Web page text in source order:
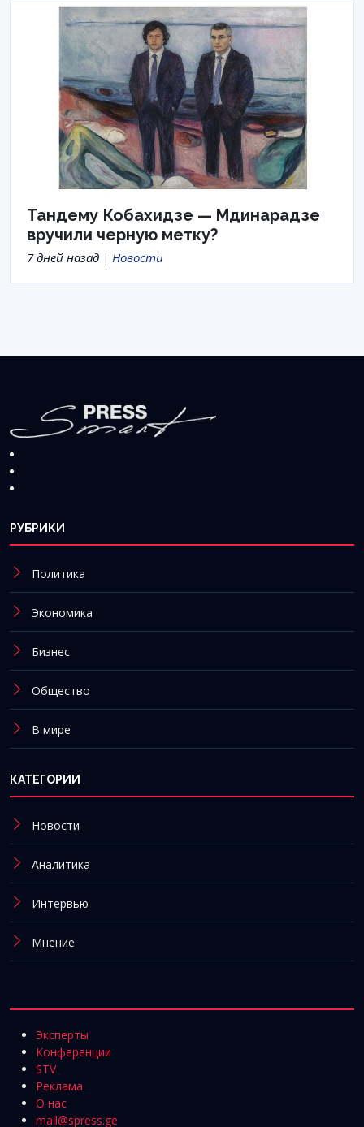
Тандему Кобахидзе — Мдинарадзе
вручили черную метку?
7 дней назад | Новости
РУБРИКИ
Политика
Экономика
Бизнес
Общество
В мире
КАТЕГОРИИ
Новости
Аналитика
Интервью
Мнение
Эксперты
Конференции
STV
Реклама
О нас
mail@spress.ge